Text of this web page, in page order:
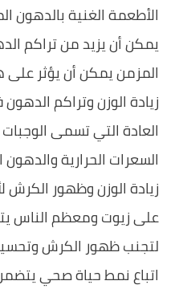
الأطعمة الغنية بالدهون
يمكن أن يزيد من تراكم
المزمن يمكن أن يؤثر
زيادة الوزن وتراكم
العادة التي تسمى
السعرات الحرارية
زيادة الوزن وظهور الكرش
على زيوت ومعظم الناس
لتجنب ظهور الكرش
اتباع نمط حياة صحي